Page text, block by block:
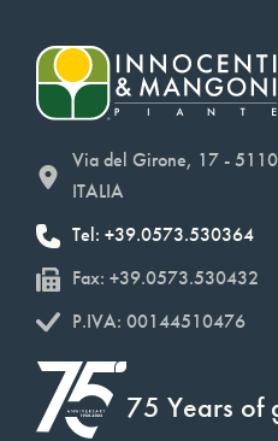
Via del Girone, 17 -
ITALIA
Tel: +39.0573.530364
Fax: +39.0573.530432
P.IVA: 00144510476
75 Years of